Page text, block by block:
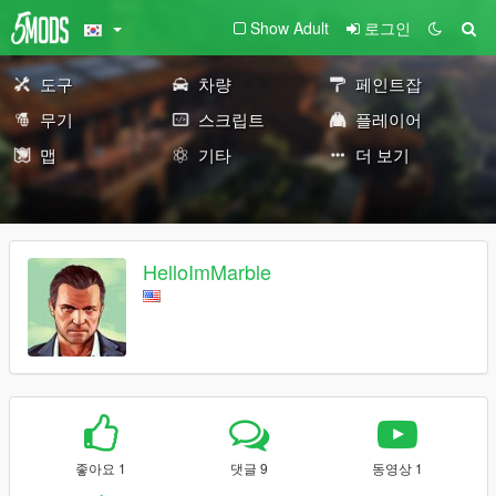
Show Adult 로그인
도구 차량
페인트잡
무기
스크립트
플레이어
맵
기타 더 보기
HelloImMarble
좋아요 1 댓글 9 동영상 1